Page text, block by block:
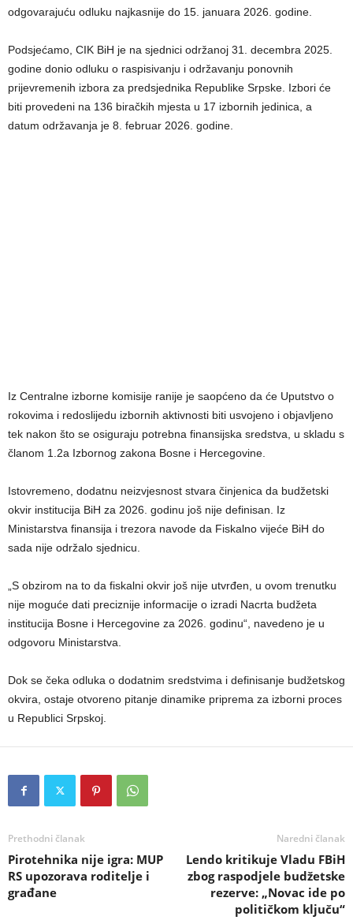
odgovarajuću odluku najkasnije do 15. januara 2026. godine.
Podsjećamo, CIK BiH je na sjednici održanoj 31. decembra 2025.
godine donio odluku o raspisivanju i održavanju ponovnih
prijevremenih izbora za predsjednika Republike Srpske. Izbori će
biti provedeni na 136 biračkih mjesta u 17 izbornih jedinica, a
datum održavanja je 8. februar 2026. godine.
Iz Centralne izborne komisije ranije je saopćeno da će Uputstvo o
rokovima i redoslijedu izbornih aktivnosti biti usvojeno i objavljeno
tek nakon što se osiguraju potrebna finansijska sredstva, u skladu s
članom 1.2a Izbornog zakona Bosne i Hercegovine.
Istovremeno, dodatnu neizvjesnost stvara činjenica da budžetski
okvir institucija BiH za 2026. godinu još nije definisan. Iz
Ministarstva finansija i trezora navode da Fiskalno vijeće BiH do
sada nije održalo sjednicu.
„S obzirom na to da fiskalni okvir još nije utvrđen, u ovom trenutku
nije moguće dati preciznije informacije o izradi Nacrta budžeta
institucija Bosne i Hercegovine za 2026. godinu“, navedeno je u
odgovoru Ministarstva.
Dok se čeka odluka o dodatnim sredstvima i definisanje budžetskog
okvira, ostaje otvoreno pitanje dinamike priprema za izborni proces
u Republici Srpskoj.
Prethodni članak
Pirotehnika nije igra: MUP
RS upozorava roditelje i
građane
Naredni članak
Lendo kritikuje Vladu FBiH
zbog raspodjele budžetske
rezerve: „Novac ide po
političkom ključu“